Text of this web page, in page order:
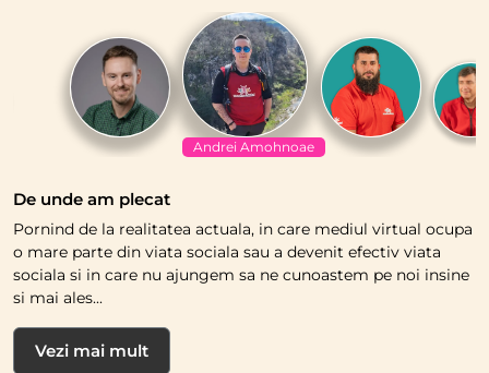
Andrei Amohnoae
De unde am plecat
Pornind de la realitatea actuala, in care mediul virtual ocupa
o mare parte din viata sociala sau a devenit efectiv viata
sociala si in care nu ajungem sa ne cunoastem pe noi insine
si mai ales...
Vezi mai mult